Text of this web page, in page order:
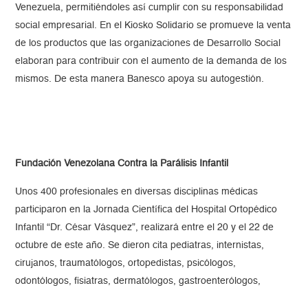
Venezuela, permitiéndoles así cumplir con su responsabilidad
social empresarial. En el Kiosko Solidario se promueve la venta
de los productos que las organizaciones de Desarrollo Social
elaboran para contribuir con el aumento de la demanda de los
mismos. De esta manera Banesco apoya su autogestión.
Fundación Venezolana Contra la Parálisis Infantil
Unos 400 profesionales en diversas disciplinas médicas
participaron en la Jornada Científica del Hospital Ortopédico
Infantil “Dr. César Vásquez”, realizará entre el 20 y el 22 de
octubre de este año. Se dieron cita pediatras, internistas,
cirujanos, traumatólogos, ortopedistas, psicólogos,
odontólogos, fisiatras, dermatólogos, gastroenterólogos,